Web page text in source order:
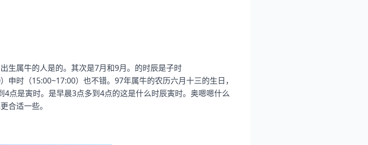
生属牛的人是的。其次是7月和9月。的时辰是子时
申时（15:00~17:00）也不错。97年属牛的农历六月十三的生日，
点是寅时。是早晨3点多到4点的这是什么时辰寅时。奥嗯嗯什么
合适一些。